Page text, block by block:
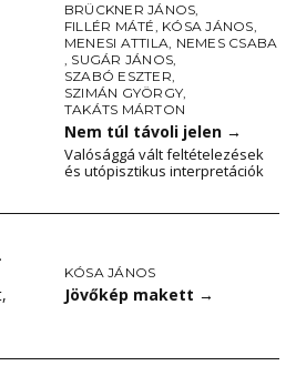
BRÜCKNER JÁNOS,
FILLÉR MÁTÉ, KÓSA JÁNOS,
MENESI ATTILA, NEMES CSABA
, SUGÁR JÁNOS,
SZABÓ ESZTER,
SZIMÁN GYÖRGY,
TAKÁTS MÁRTON
Nem túl távoli jelen →
Valósággá vált feltételezések
és utópisztikus interpretációk
KÓSA JÁNOS
Jövőkép makett →